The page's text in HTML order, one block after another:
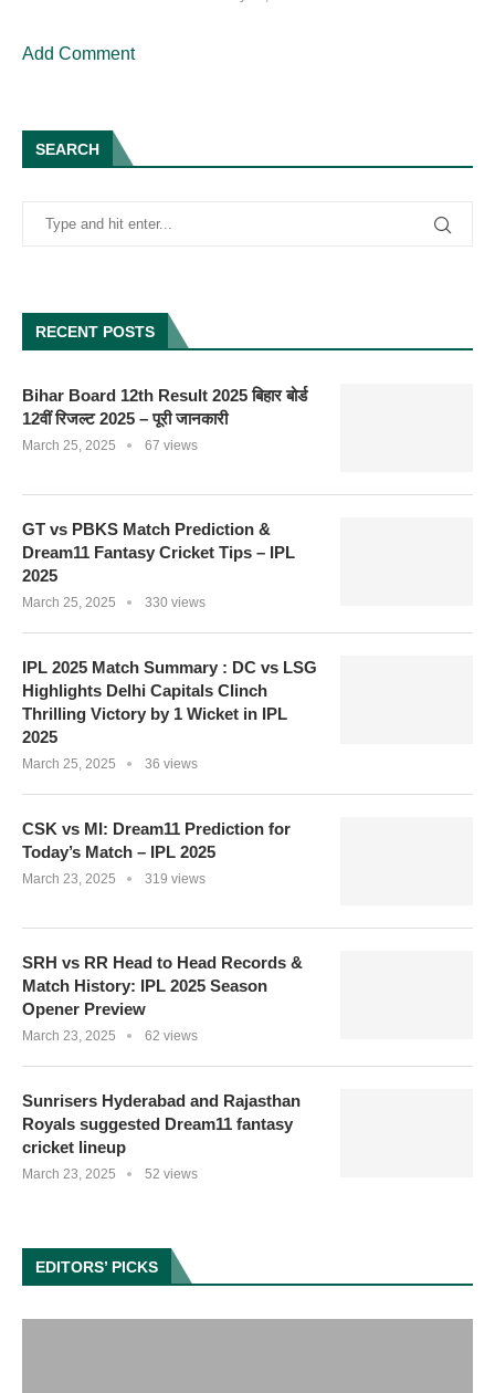
Add Comment
SEARCH
RECENT POSTS
Bihar Board 12th Result 2025 बिहार बोर्ड
12वीं रिजल्ट 2025 – पूरी जानकारी
March 25, 2025 67 views
GT vs PBKS Match Prediction &
Dream11 Fantasy Cricket Tips – IPL
2025
March 25, 2025 330 views
IPL 2025 Match Summary : DC vs LSG
Highlights Delhi Capitals Clinch
Thrilling Victory by 1 Wicket in IPL
2025
March 25, 2025 36 views
CSK vs MI: Dream11 Prediction for
Today’s Match – IPL 2025
March 23, 2025 319 views
SRH vs RR Head to Head Records &
Match History: IPL 2025 Season
Opener Preview
March 23, 2025 62 views
Sunrisers Hyderabad and Rajasthan
Royals suggested Dream11 fantasy
cricket lineup
March 23, 2025 52 views
EDITORS’ PICKS